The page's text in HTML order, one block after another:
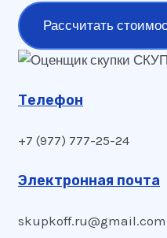
Рассчитать
Телефон
+7 (977) 777-25-24
Электронная почта
skupkoff.ru@gmail.com